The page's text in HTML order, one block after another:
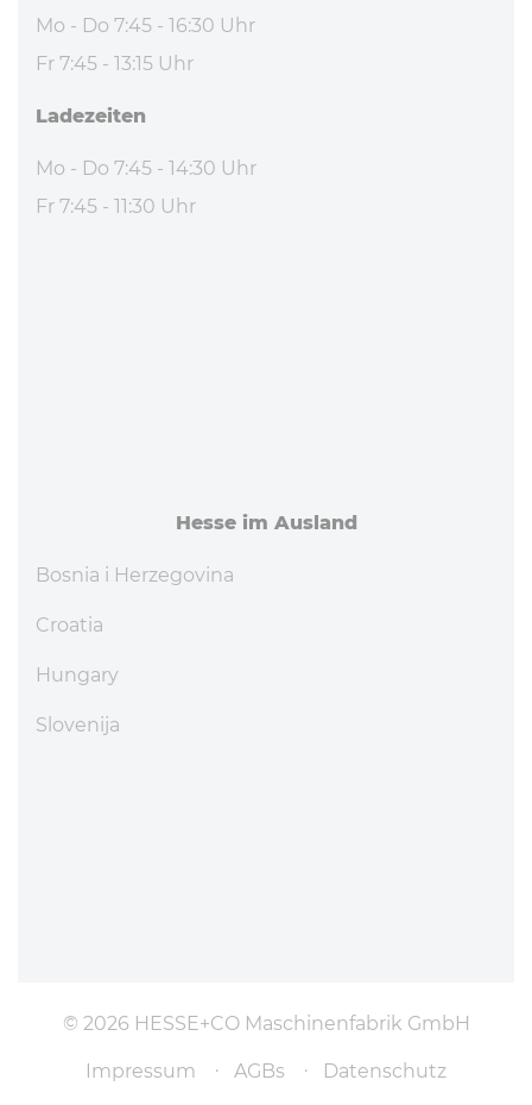
Mo - Do 7:45 - 16:30 Uhr
Fr 7:45 - 13:15 Uhr
La­de­zei­ten
Mo - Do 7:45 - 14:30 Uhr
Fr 7:45 - 11:30 Uhr
Hesse im Ausland
Bosnia i Herzegovina
Croatia
Hungary
Slovenija
© 2026 HESSE+CO Maschinenfabrik GmbH
Impressum AGBs Datenschutz